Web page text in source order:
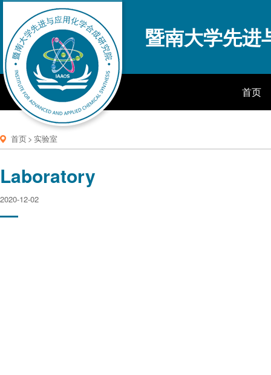
暨南大学先进
首页
首页> 实验室
Laboratory
2020-12-02